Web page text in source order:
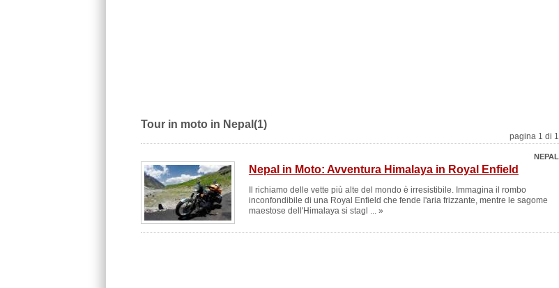
Tour in moto in Nepal(1)
pagina 1 di 1
NEPAL
Nepal in Moto: Avventura Himalaya in Royal Enfield
Il richiamo delle vette più alte del mondo è irresistibile. Immagina il rombo
inconfondibile di una Royal Enfield che fende l'aria frizzante, mentre le sagome
maestose dell'Himalaya si stagl ... »